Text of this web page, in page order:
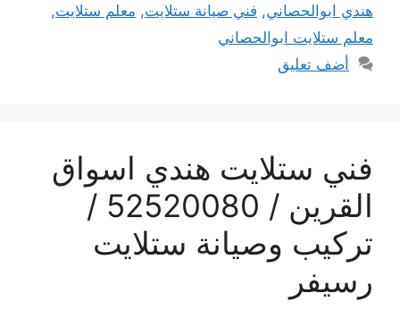
هندي ابوالحصاني, فني صيانة ستلايت, معلم ستلايت,
معلم ستلايت ابوالحصاني
أضف تعليق
فني ستلايت هندي اسواق
القرين / 52520080 /
تركيب وصيانة ستلايت
رسيفر